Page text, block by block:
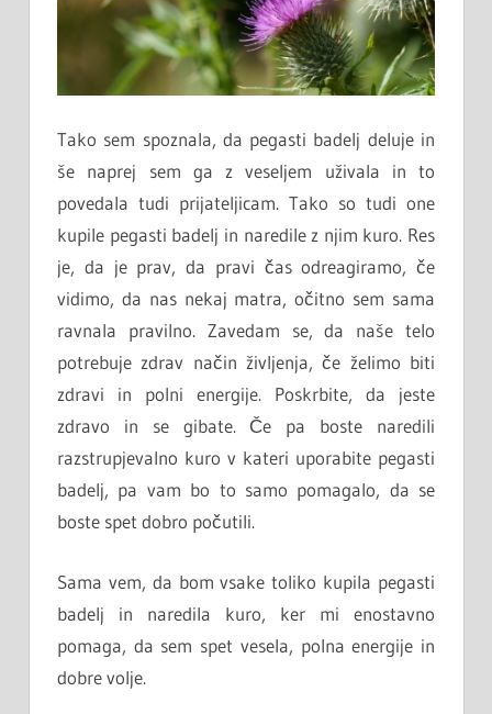
Tako sem spoznala, da pegasti badelj deluje in
še naprej sem ga z veseljem uživala in to
povedala tudi prijateljicam. Tako so tudi one
kupile pegasti badelj in naredile z njim kuro. Res
je, da je prav, da pravi čas odreagiramo, če
vidimo, da nas nekaj matra, očitno sem sama
ravnala pravilno. Zavedam se, da naše telo
potrebuje zdrav način življenja, če želimo biti
zdravi in polni energije. Poskrbite, da jeste
zdravo in se gibate. Če pa boste naredili
razstrupjevalno kuro v kateri uporabite pegasti
badelj, pa vam bo to samo pomagalo, da se
boste spet dobro počutili.
Sama vem, da bom vsake toliko kupila pegasti
badelj in naredila kuro, ker mi enostavno
pomaga, da sem spet vesela, polna energije in
dobre volje.